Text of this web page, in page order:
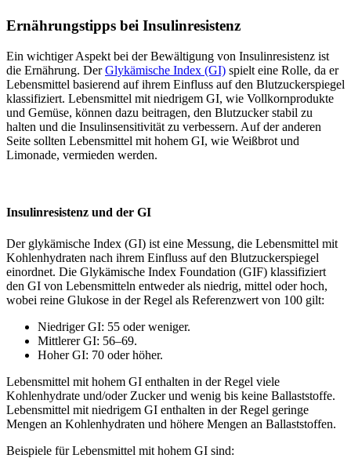
Ernährungstipps bei Insulinresistenz
Ein wichtiger Aspekt bei der Bewältigung von Insulinresistenz ist
die Ernährung. DerGlykämische Index (GI) spielt eine Rolle, da er
Lebensmittel basierend auf ihrem Einfluss auf den Blutzuckerspiegel
klassifiziert. Lebensmittel mit niedrigem GI, wie Vollkornprodukte
und Gemüse, können dazu beitragen, den Blutzucker stabil zu
halten und die Insulinsensitivität zu verbessern. Auf der anderen
Seite sollten Lebensmittel mit hohem GI, wie Weißbrot und
Limonade, vermieden werden.
Insulinresistenz und der GI
Der glykämische Index (GI) ist eine Messung, die Lebensmittel mit
Kohlenhydraten nach ihrem Einfluss auf den Blutzuckerspiegel
einordnet. Die Glykämische Index Foundation (GIF) klassifiziert
den GI von Lebensmitteln entweder als niedrig, mittel oder hoch,
wobei reine Glukose in der Regel als Referenzwert von 100 gilt:
Niedriger GI: 55 oder weniger.
Mittlerer GI: 56–69.
Hoher GI: 70 oder höher.
Lebensmittel mit hohem GI enthalten in der Regel viele
Kohlenhydrate und/oder Zucker und wenig bis keine Ballaststoffe.
Lebensmittel mit niedrigem GI enthalten in der Regel geringe
Mengen an Kohlenhydraten und höhere Mengen an Ballaststoffen.
Beispiele für Lebensmittel mit hohem GI sind: